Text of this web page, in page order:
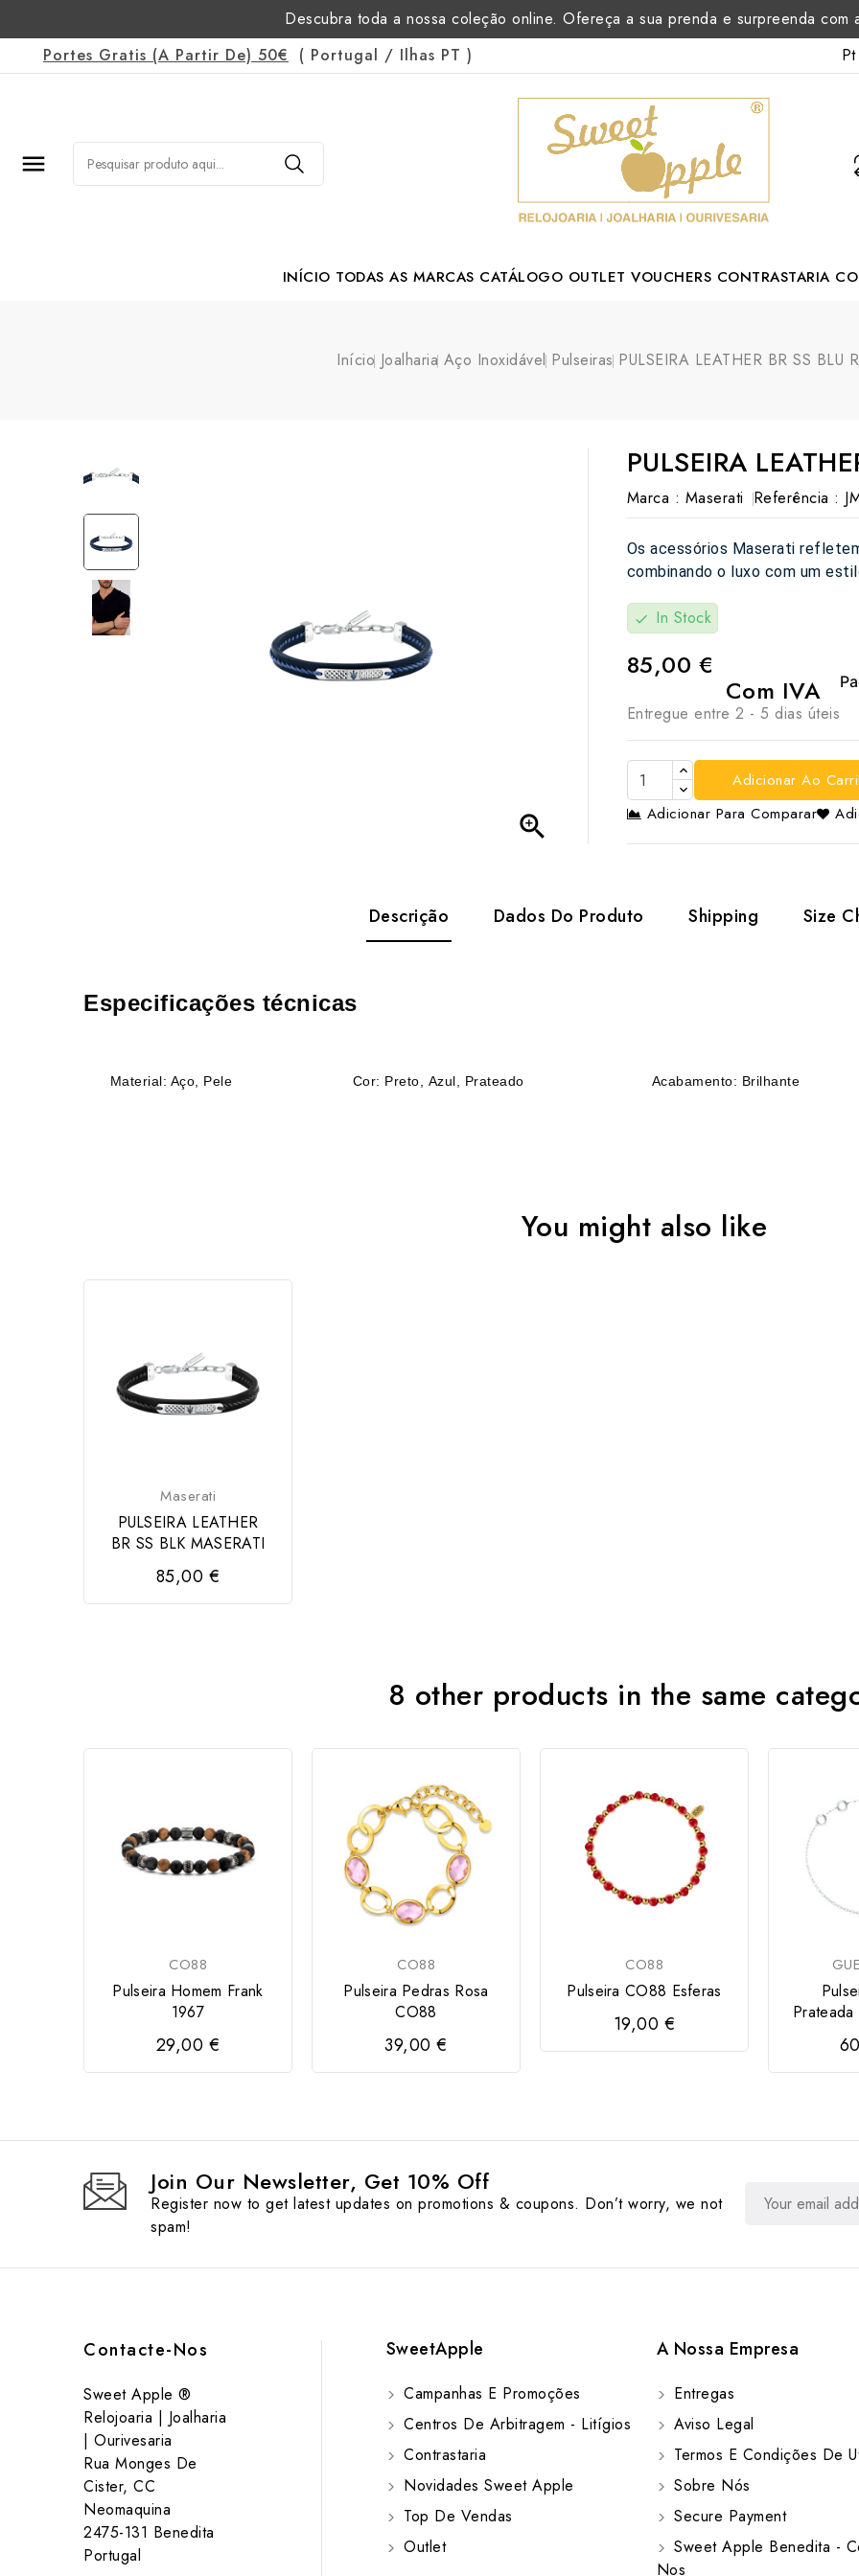
Descubra toda a nossa coleção online. Ofereça a sua prenda e surpreenda com
Portes Gratis (a Partir De) 50€ ( Portugal / Ilhas PT ) Pt

INÍCIO TODAS AS MARCAS CATÁLOGO OUTLET VOUCHERS CONTRASTARIA
Início Joalharia Aço Inoxidável Pulseiras PULSEIRA LEATHER BR SS BLU

PULSEIRA
Marca : Maserati Referência :
Os acessórios Maserati
combinando o luxo com um
check In Stock
85,00 €
Com IVA
Entregue entre 2 - 5 dias úteis
Adicionar Ao
Adicionar Para Comparar
Descrição Dados Do Produto Shipping Size
Especificações técnicas
Material: Aço, Pele Cor: Preto, Azul, Prateado Acabamento: Brilhante
You might also like
Maserati
PULSEIRA LEATHER
BR SS BLK MASERATI
85,00 €
8 other products in the same
CO88
Pulseira Homem Frank
1967
29,00 €
CO88
Pulseira Pedras Rosa
CO88
39,00 €
CO88
Pulseira CO88 Esferas
19,00 €
Join Our Newsletter, Get 10% Off
Register now to get latest updates on promotions & coupons. Don’t worry, we not
spam!
Contacte-Nos
Sweet Apple ®
Relojoaria | Joalharia
| Ourivesaria
Rua Monges De
Cister, CC
Neomaquina
2475-131 Benedita
Portugal
SweetApple
Campanhas E Promoções
Centros De Arbitragem - Litígios
Contrastaria
Novidades Sweet Apple
Top De Vendas
Outlet
A Nossa Empresa
Entregas
Aviso Legal
Termos E Condições De
Sobre Nós
Secure Payment
Sweet Apple Benedita -
Nos